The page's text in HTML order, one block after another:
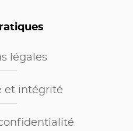
légales
et intégrité